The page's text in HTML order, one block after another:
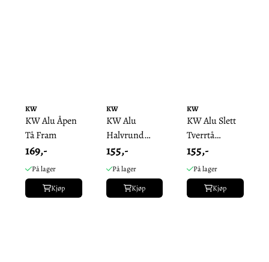
KW
KW Alu Åpen
Tå Fram
169,-
På lager
Kjøp
KW
KW Alu
Halvrund
Tverrtå Fram
155,-
På lager
Kjøp
KW
KW Alu Slett
Tverrtå
Framsko
155,-
På lager
Kjøp